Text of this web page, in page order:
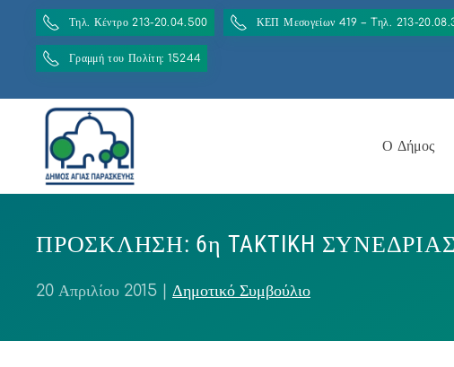
Τηλ. Κέντρο 213-20.04.500 ΚΕΠ Μεσογείων 419 – Tηλ. 213-
Γραμμή του Πολίτη: 15244
Ο Δήμος
ΠΡΟΣΚΛΗΣΗ: 6η TAKTIKH
20 Απριλίου 2015 Δημοτικό Συμβούλιο